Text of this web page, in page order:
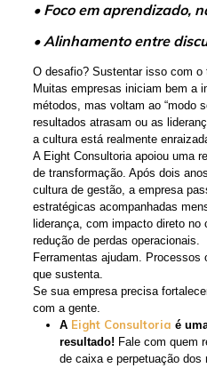
• Foco em aprendizado,
• Alinhamento entre
O desafio? Sustentar isso com o
Muitas empresas iniciam bem a
métodos, mas voltam ao “modo
resultados atrasam ou as
a cultura está realmente
A Eight Consultoria apoiou uma
de transformação. Após dois
cultura de gestão, a empresa
estratégicas acompanhadas
liderança, com impacto direto
redução de perdas operacionais.
Ferramentas ajudam.
que sustenta.
Se sua empresa precisa
com a gente.
A Eight Consultoria é
resultado! Fale com quem
de caixa e perpetuação dos